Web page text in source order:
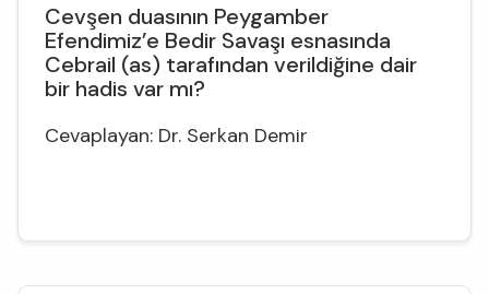
Cevşen duasının Peygamber
Efendimiz’e Bedir Savaşı esnasında
Cebrail (as) tarafından verildiğine dair
bir hadis var mı?
Cevaplayan: Dr. Serkan Demir